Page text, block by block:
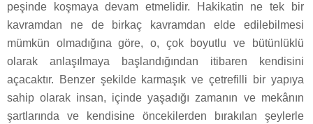
peşinde koşmaya devam etmelidir. Hakikatin ne tek bir
kavramdan ne de birkaç kavramdan elde edilebilmesi
mümkün olmadığına göre, o, çok boyutlu ve bütünlüklü
olarak anlaşılmaya başlandığından itibaren kendisini
açacaktır. Benzer şekilde karmaşık ve çetrefilli bir yapıya
sahip olarak insan, içinde yaşadığı zamanın ve mekânın
şartlarında ve kendisine öncekilerden bırakılan şeylerle